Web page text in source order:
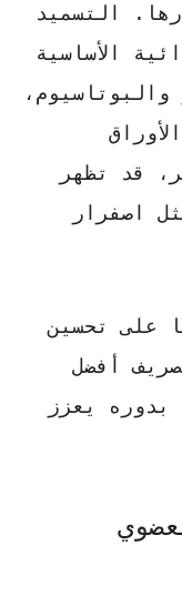
التسميد
الأساسية
قد تظهر
اصفرار
على تحسين
أفضل
يعزز